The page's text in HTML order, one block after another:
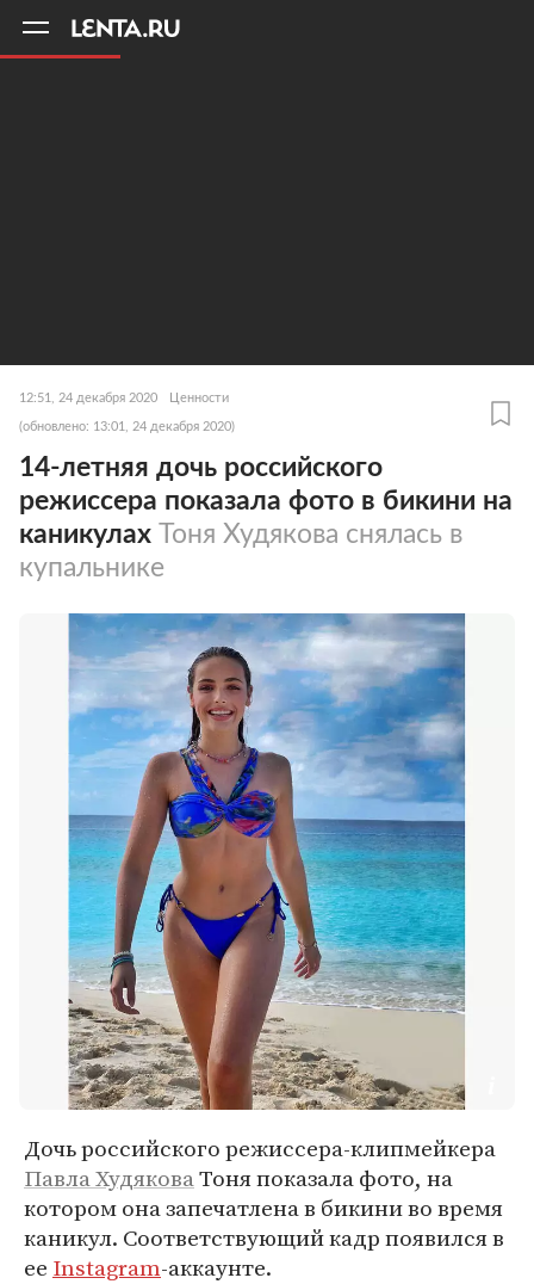
12:51, 24 декабря 2020 Ценности
(обновлено: 13:01, 24 декабря 2020)
14-летняя дочь российского
режиссера показала фото в бикини на
каникулах Тоня Худякова снялась в
купальнике
Дочь российского режиссера-клипмейкера
Павла ХудяковаТоня показала фото, на
котором она запечатлена в бикини во время
каникул. Соответствующий кадр появился в
ее Instagram-аккаунте.